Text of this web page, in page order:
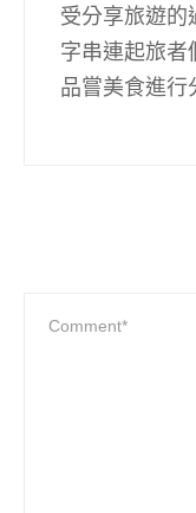
受分享旅遊的
字串連起旅者
品嘗美食進行